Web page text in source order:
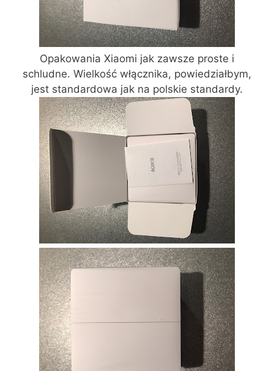
Opakowania Xiaomi jak zawsze proste i
schludne. Wielkość włącznika, powiedziałbym,
jest standardowa jak na polskie standardy.